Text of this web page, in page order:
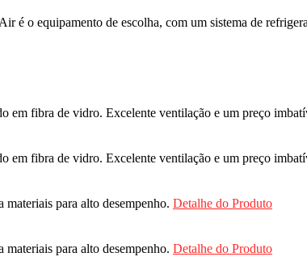
é o equipamento de escolha, com um sistema de
em fibra de vidro. Excelente ventilação e um preço
em fibra de vidro. Excelente ventilação e um preço
para alto desempenho. Detalhe do Produto
para alto desempenho. Detalhe do Produto